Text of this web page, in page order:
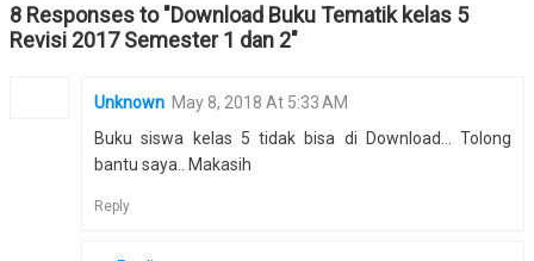
8 Responses to "Download Buku Tematik kelas 5
Revisi 2017 Semester 1 dan 2"
Unknown May 8, 2018 At 5:33 AM
Buku siswa kelas 5 tidak bisa di Download... Tolong
bantu saya.. Makasih
Reply